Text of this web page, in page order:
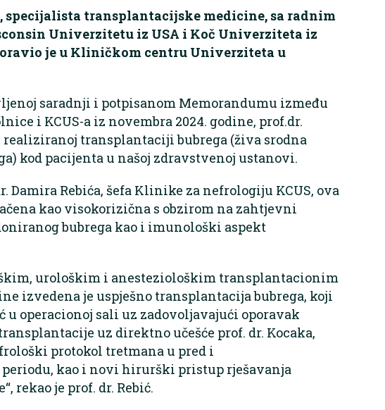
specijalista transplantacijske medicine, sa radnim
Univerzitetu iz USA i Koč Univerziteta iz
je u Kliničkom centru Univerziteta u
saradnji i potpisanom Memorandumu između
i KCUS-a iz novembra 2024. godine, prof.dr.
realiziranoj transplantaciji bubrega (živa srodna
kod pacijenta u našoj zdravstvenoj ustanovi.
Damira Rebića, šefa Klinike za nefrologiju KCUS, ova
kao visokorizična s obzirom na zahtjevni
bubrega kao i imunološki aspekt
urološkim i anesteziološkim transplantacionim
izvedena je uspješno transplantacija bubrega, koji
operacionoj sali uz zadovoljavajući oporavak
uz direktno učešće prof. dr. Kocaka,
protokol tretmana u pred i
kao i novi hirurški pristup rješavanja
rekao je prof. dr. Rebić.